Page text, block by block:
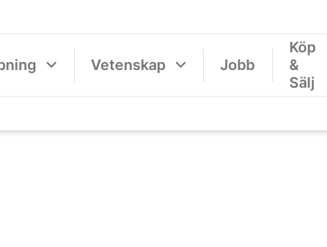
Vetenskap Jobb
Köp
&
Sälj